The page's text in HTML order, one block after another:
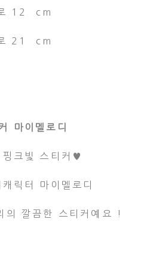
12 cm
21 cm
마이멜로디
핑크빛 스티커♥
릭터 마이멜로디
의 깔끔한 스티커예요 !